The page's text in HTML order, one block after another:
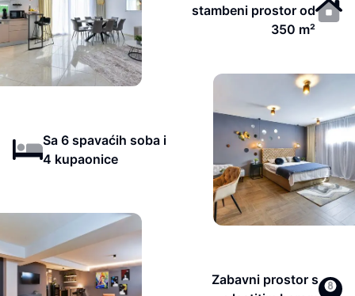
stambeni prostor od
350 m²
Sa 6 spavaćih soba i
4 kupaonice
Zabavni prostor s